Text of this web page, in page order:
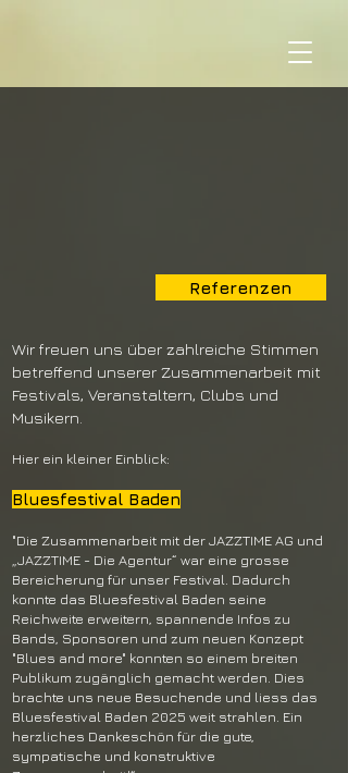
Referenzen
Wir freuen uns über zahlreiche Stimmen
betreffend unserer Zusammenarbeit mit
Festivals, Veranstaltern, Clubs und
Musikern.
Hier ein kleiner Einblick:
Bluesfestival Baden
"Die Zusammenarbeit mit der JAZZTIME AG und
„JAZZTIME - Die Agentur“ war eine grosse
Bereicherung für unser Festival. Dadurch
konnte das Bluesfestival Baden seine
Reichweite erweitern, spannende Infos zu
Bands, Sponsoren und zum neuen Konzept
"Blues and more" konnten so einem breiten
Publikum zugänglich gemacht werden. Dies
brachte uns neue Besuchende und liess das
Bluesfestival Baden 2025 weit strahlen. Ein
herzliches Dankeschön für die gute,
sympatische und konstruktive